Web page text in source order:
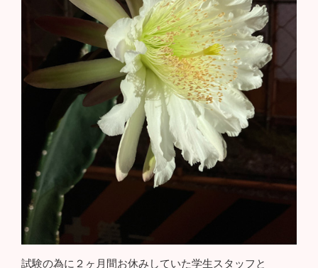
試験の為に２ヶ月間お休みしていた学生スタッフと